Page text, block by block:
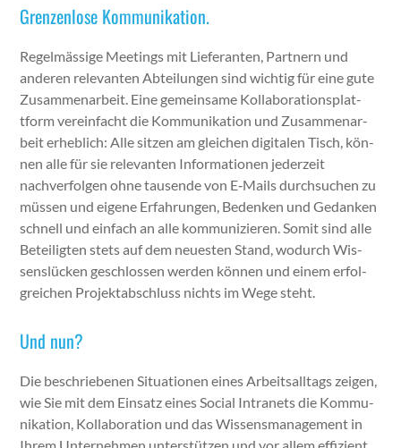
Grenzenlose Kommunikation.
Regelmäs­sige Meet­ings mit Liefer­an­ten, Part­nern und
anderen rel­e­van­ten Abteilun­gen sind wichtig für eine gute
Zusam­me­nar­beit. Eine gemein­same Kol­lab­o­ra­tionsplat­
tform vere­in­facht die Kom­mu­nika­tion und Zusam­me­nar­
beit erhe­blich: Alle sitzen am gle­ichen dig­i­tal­en Tisch, kön­
nen alle für sie rel­e­van­ten Infor­ma­tio­nen jed­erzeit
nachver­fol­gen ohne tausende von E‑Mails durch­suchen zu
müssen und eigene Erfahrun­gen, Bedenken und Gedanken
schnell und ein­fach an alle kom­mu­nizieren. Somit sind alle
Beteiligten stets auf dem neuesten Stand, wodurch Wis­
senslück­en geschlossen wer­den kön­nen und einem erfol­
gre­ichen Pro­jek­tab­schluss nichts im Wege ste­ht.
Und nun?
Die beschriebe­nen Sit­u­a­tio­nen eines Arbeit­sall­t­ags zeigen,
wie Sie mit dem Ein­satz eines Social Intranets die Kom­mu­
nika­tion, Kol­lab­o­ra­tion und das Wis­sens­man­age­ment in